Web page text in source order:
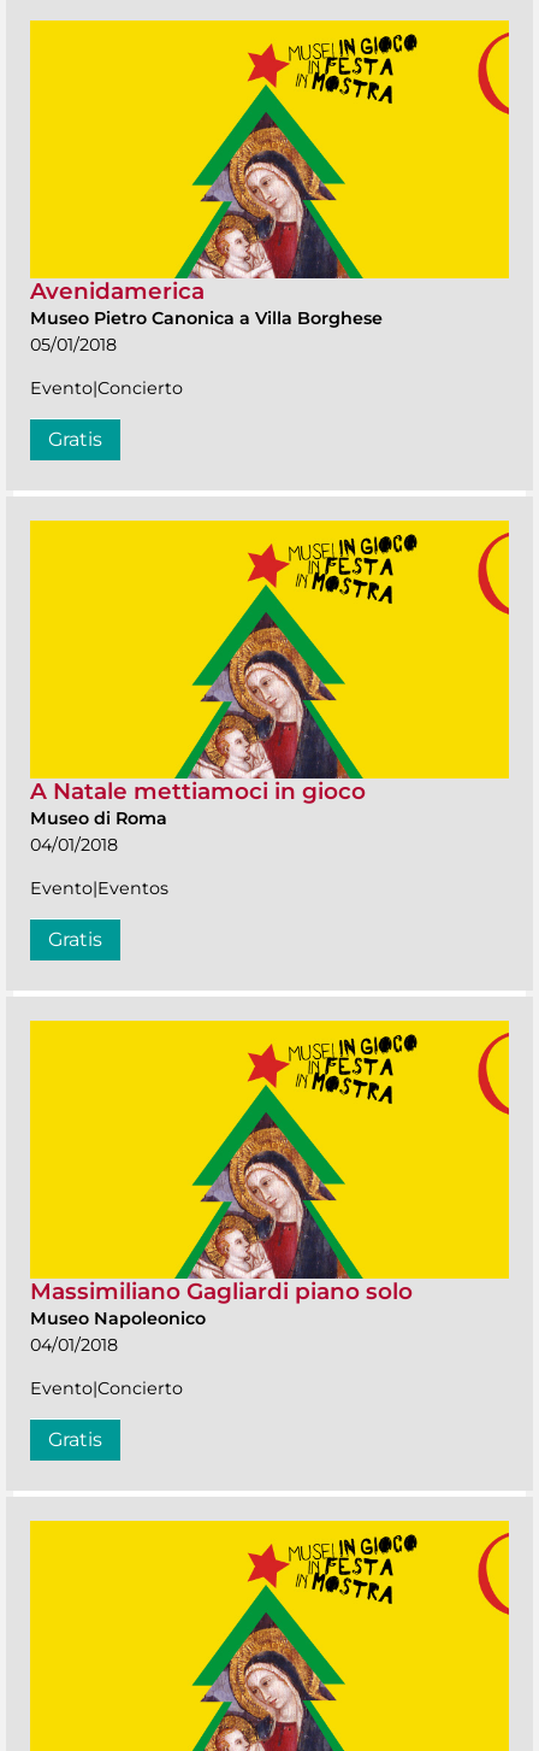
Avenidamerica
Museo Pietro Canonica a Villa Borghese
05/01/2018
Evento|Concierto
Gratis
A Natale mettiamoci in gioco
Museo di Roma
04/01/2018
Evento|Eventos
Gratis
Massimiliano Gagliardi piano solo
Museo Napoleonico
04/01/2018
Evento|Concierto
Gratis